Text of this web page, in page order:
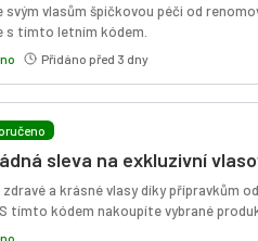
svým vlasům špičkovou péči od
s tímto letním kódem.
Přidáno před 3 dny
sleva na exkluzivní
a krásné vlasy díky přípravkům
tímto kódem nakoupíte vybrané